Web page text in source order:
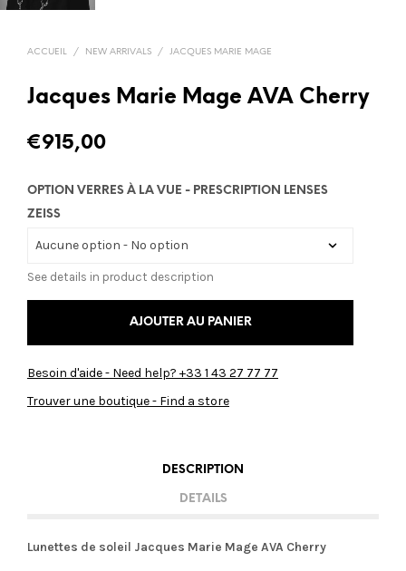
ACCUEIL / NEW ARRIVALS / JACQUES MARIE MAGE
Jacques Marie Mage AVA Cherry
€915,00
OPTION VERRES À LA VUE - PRESCRIPTION LENSES
ZEISS
See details in product description
AJOUTER AU PANIER
Besoin d'aide - Need help? +33 1 43 27 77 77
Trouver une boutique - Find a store
DESCRIPTION
DETAILS
Lunettes de soleil Jacques Marie Mage AVA Cherry